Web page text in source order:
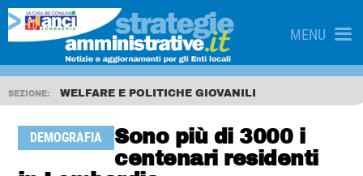
MENU
SEZIONE: WELFARE E POLITICHE GIOVANILI
DEMOGRAFIA
Sono più di 3000 i
centenari residenti